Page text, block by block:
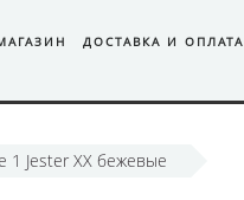
ДОСТАВКА И ОПЛАТА
1 Jester XX бежевые